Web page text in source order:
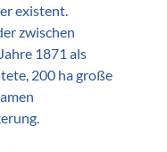
existent.
zwischen
1871 als
200 ha große